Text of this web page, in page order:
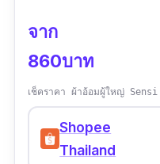
จาก
860บาท
เช็คราคา ผ้าอ้อมผู้ใหญ่
Shopee
Thailand